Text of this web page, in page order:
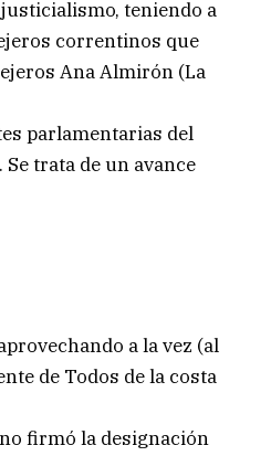
teniendo a
correntinos que
Ana Almirón (La
parlamentarias del
trata de un avance
a la vez (al
de Todos de la costa
firmó la designación